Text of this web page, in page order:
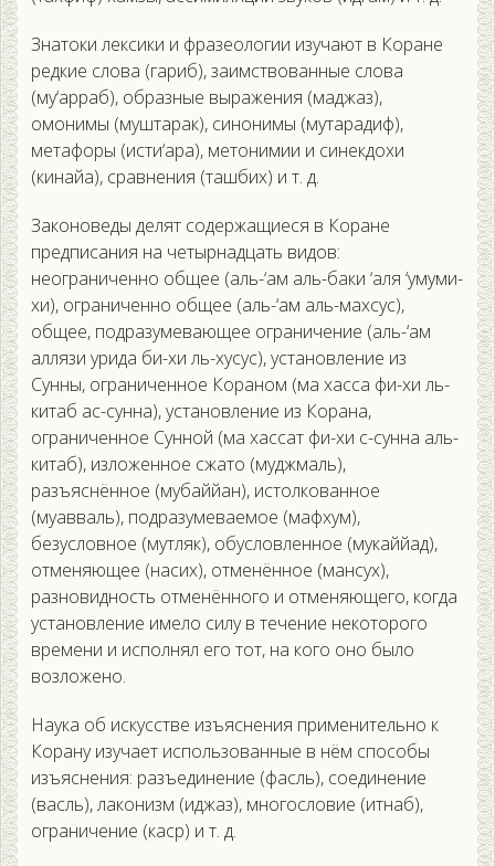
Знатоки лексики и фразеологии изучают в Коране
редкие слова (гариб), заимствованные слова
(му‘арраб), образные выражения (маджаз),
омонимы (муштарак), синонимы (мутарадиф),
метафоры (исти‘ара), метонимии и синекдохи
(кинайа), сравнения (ташбих) и т. д.
Законоведы делят содержащиеся в Коране
предписания на четырнадцать видов:
неограниченно общее (аль-‘ам аль-баки ‘аля ‘умуми-
хи), ограниченно общее (аль-‘ам аль-махсус),
общее, подразумевающее ограничение (аль-‘ам
аллязи урида би-хи ль-хусус), установление из
Сунны, ограниченное Кораном (ма хасса фи-хи ль-
китаб ас-сунна), установление из Корана,
ограниченное Сунной (ма хассат фи-хи с-сунна аль-
китаб), изложенное сжато (муджмаль),
разъяснённое (мубаййан), истолкованное
(муавваль), подразумеваемое (мафхум),
безусловное (мутляк), обусловленное (мукаййад),
отменяющее (насих), отменённое (мансух),
разновидность отменённого и отменяющего, когда
установление имело силу в течение некоторого
времени и исполнял его тот, на кого оно было
возложено.
Наука об искусстве изъяснения применительно к
Корану изучает использованные в нём способы
изъяснения: разъединение (фасль), соединение
(васль), лаконизм (иджаз), многословие (итнаб),
ограничение (каср) и т. д.